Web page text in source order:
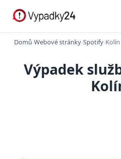
Domů›Webové stránky›Spotify›Kolín
Výpadek